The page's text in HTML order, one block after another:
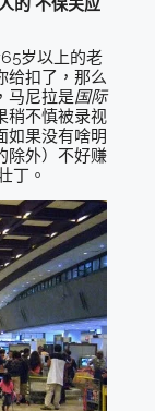
的 不保关应
岁以上的老
给扣了，那么
马尼拉是国际
稍不慎被录视
如果没有啥明
除外）不好赚
丁。